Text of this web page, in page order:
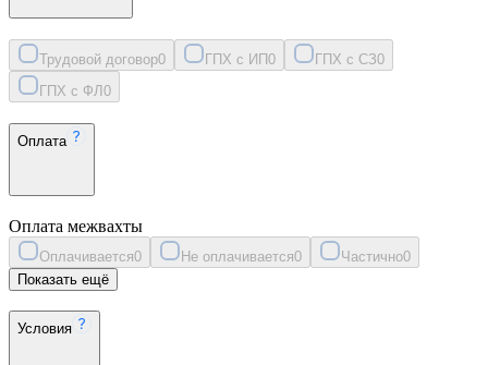
Трудовой договор0 ГПХ с ИП0 ГПХ с СЗ0
ГПХ с ФЛ 0
Оплата
Оплата межвахты
Оплачивается0 Не оплачивается0 Частично0
Показать ещё
Условия